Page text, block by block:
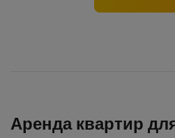
Аренда квартир